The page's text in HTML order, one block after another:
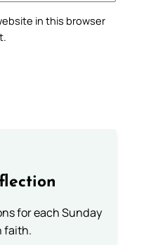
in this browser
for each Sunday
faith.